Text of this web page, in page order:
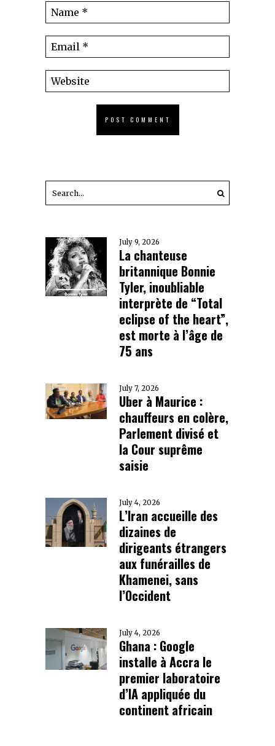
July 9, 2026
La chanteuse
britannique Bonnie
Tyler, inoubliable
interprète de “Total
eclipse of the heart”,
est morte à l’âge de
75 ans
July 7, 2026
Uber à Maurice :
chauffeurs en colère,
Parlement divisé et
la Cour suprême
saisie
July 4, 2026
L’Iran accueille des
dizaines de
dirigeants étrangers
aux funérailles de
Khamenei, sans
l’Occident
July 4, 2026
Ghana : Google
installe à Accra le
premier laboratoire
d’IA appliquée du
continent africain